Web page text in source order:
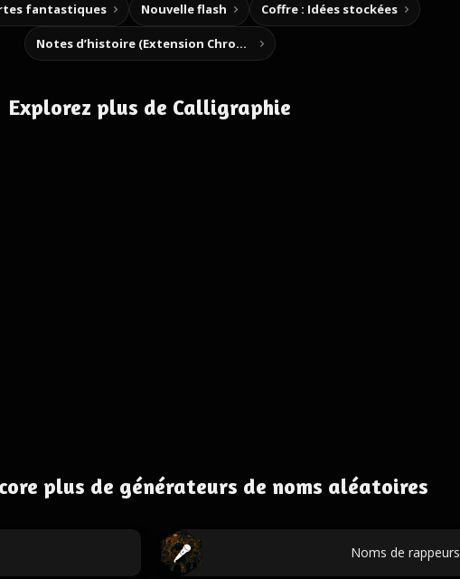
fantastiques Nouvelle flash Coffre : Idées stockées
Notes d’histoire (Extension Chrome)
Explorez plus de Calligraphie
plus de générateurs de noms aléatoires
Noms de rappeurs